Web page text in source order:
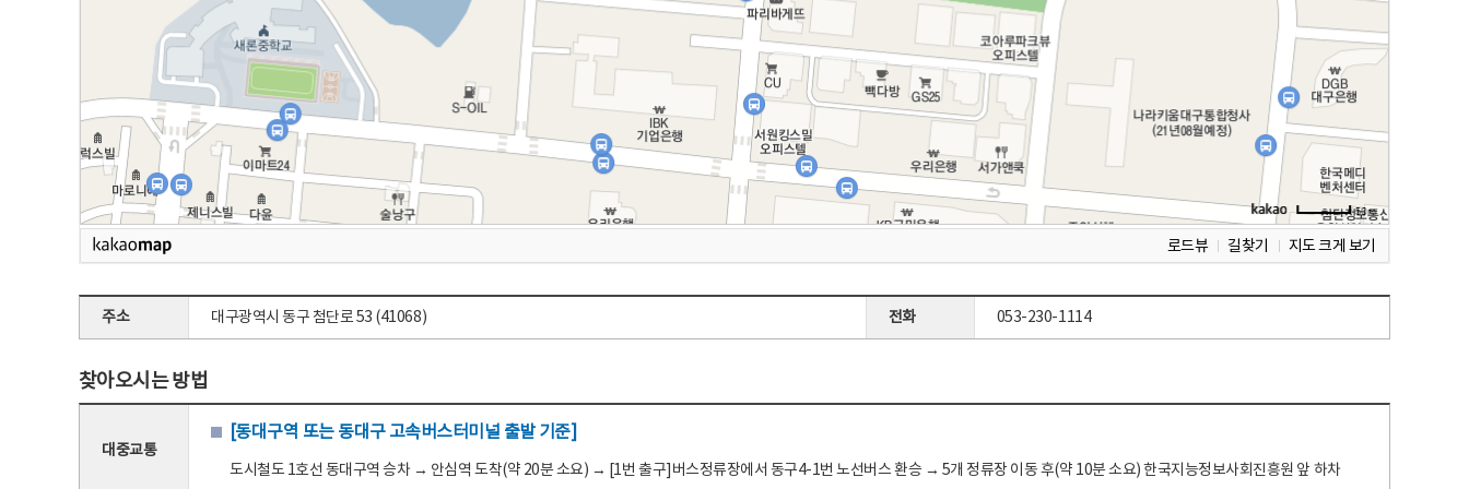
로드뷰 길찾기 지도 크게 보기
주소 대구광역시 동구 첨단로 53 (41068) 전화 053-230-1114
찾아오시는 방법
대중교통
[동대구역 또는 동대구 고속버스터미널 출발 기준]
도시철도 1호선 동대구역 승차 → 안심역 도착(약 20분 소요) → [1번 출구]버스정류장에서 동구4-1번 노선버스 환승 → 5개 정류장 이동 후(약 10분 소요) 한국지능정보사회진흥원 앞 하차